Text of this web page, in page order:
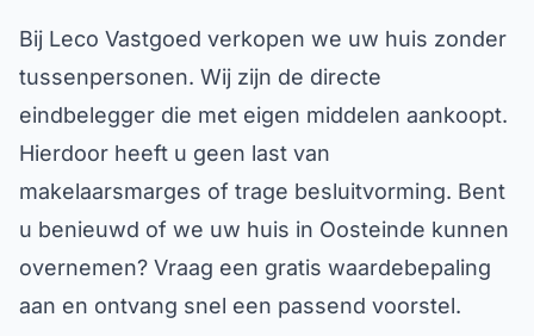
Bij Leco Vastgoed verkopen we uw huis zonder
tussenpersonen. Wij zijn de directe
eindbelegger die met eigen middelen aankoopt.
Hierdoor heeft u geen last van
makelaarsmarges of trage besluitvorming. Bent
u benieuwd of we uw huis in Oosteinde kunnen
overnemen? Vraag een gratis waardebepaling
aan en ontvang snel een passend voorstel.